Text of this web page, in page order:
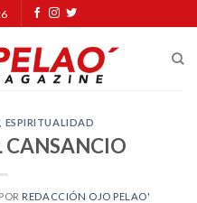
ESPIRITUALIDAD
POR REDACCIÓN OJO PELAO'